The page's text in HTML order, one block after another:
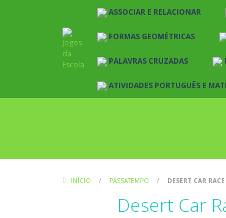
ASSOCIAR E RELACIONAR
FORMAS GEOMÉTRICAS
PALAVRAS CRUZADAS
ATIVIDADES PORTUGUÊS E
INÍCIO / PASSATEMPO / DESERT CAR RACE
Desert Car